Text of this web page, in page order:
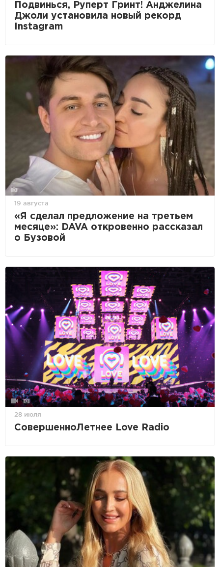
Подвинься, Руперт Гринт! Анджелина
Джоли установила новый рекорд
Instagram
19 августа
«Я сделал предложение на третьем
месяце»: DAVA откровенно рассказал
о Бузовой
28 июля
СовершенноЛетнее Love Radio